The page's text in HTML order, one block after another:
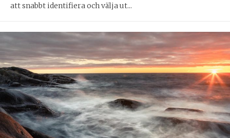
att snabbt identifiera och välja ut...